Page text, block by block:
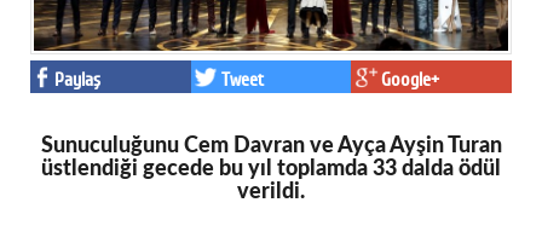
Paylaş Tweet Google+
Sunuculuğunu Cem Davran ve Ayça Ayşin Turan
üstlendiği gecede bu yıl toplamda 33 dalda ödül
verildi.